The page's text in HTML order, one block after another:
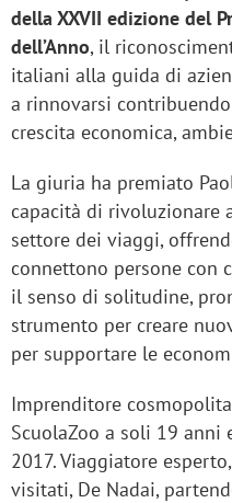
della XXVII edizione del
dell’Anno, il
italiani alla guida di
a rinnovarsi
crescita economica,
La giuria ha premiato
capacità di
settore dei viaggi,
connettono persone con
il senso di solitudine,
strumento per creare
per supportare le
Imprenditore
ScuolaZoo a soli 19 anni
2017. Viaggiatore
visitati, De Nadai,